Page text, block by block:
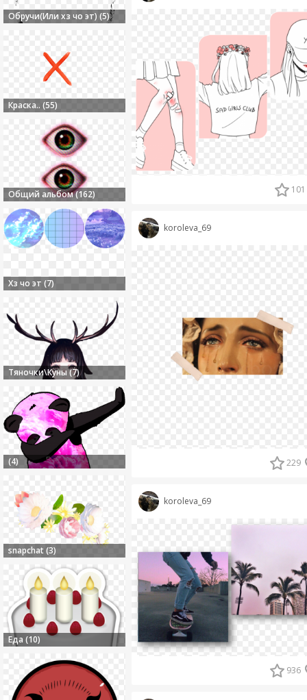
Обручи(Или хз чо эт) (5)
Краска.. (55)
Общий альбом (162)
Хз чо эт (7)
Тяночки\Куны (7)
(4)
snapchat (3)
Еда (10)
101
koroleva_69
229
koroleva_69
936